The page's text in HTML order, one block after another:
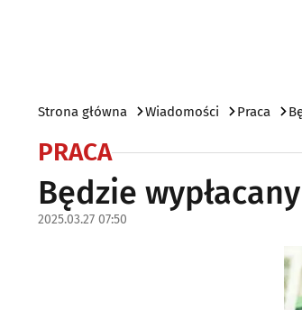
Strona główna Wiadomości Praca
PRACA
Będzie
2025.03.27 07:50